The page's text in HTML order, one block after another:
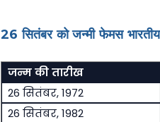
26 सितंबर को जन्मी फेमस
जन्म की तारीख
26 सितंबर, 1972
26 सितंबर, 1982